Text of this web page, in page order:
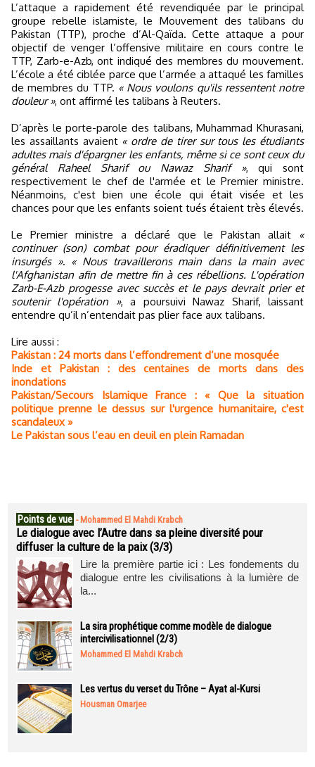
L’attaque a rapidement été revendiquée par le principal
groupe rebelle islamiste, le Mouvement des talibans du
Pakistan (TTP), proche d’Al-Qaïda. Cette attaque a pour
objectif de venger l’offensive militaire en cours contre le
TTP, Zarb-e-Azb, ont indiqué des membres du mouvement.
L’école a été ciblée parce que l’armée a attaqué les familles
de membres du TTP. « Nous voulons qu'ils ressentent notre
douleur », ont affirmé les talibans à Reuters.
D’après le porte-parole des talibans, Muhammad Khurasani,
les assaillants avaient « ordre de tirer sur tous les étudiants
adultes mais d'épargner les enfants, même si ce sont ceux du
général Raheel Sharif ou Nawaz Sharif », qui sont
respectivement le chef de l'armée et le Premier ministre.
Néanmoins, c'est bien une école qui était visée et les
chances pour que les enfants soient tués étaient très élevés.
Le Premier ministre a déclaré que le Pakistan allait
«
continuer (son) combat pour éradiquer définitivement les
insurgés ». « Nous travaillerons main dans la main avec
l'Afghanistan afin de mettre fin à ces rébellions. L'opération
Zarb-E-Azb progesse avec succès et le pays devrait prier et
soutenir l'opération », a poursuivi Nawaz Sharif, laissant
entendre qu’il n’entendait pas plier face aux talibans.
Lire aussi :
Pakistan : 24 morts dans l’effondrement d’une mosquée
Inde et Pakistan : des centaines de morts dans des
inondations
Pakistan/Secours Islamique France : « Que la situation
politique prenne le dessus sur l'urgence humanitaire, c'est
scandaleux »
Le Pakistan sous l’eau en deuil en plein Ramadan
Points de vue - Mohammed El Mahdi Krabch
Le dialogue avec l’Autre dans sa pleine diversité pour
diffuser la culture de la paix (3/3)
Lire la première partie ici : Les fondements du
dialogue entre les civilisations à la lumière de
la...
La sira prophétique comme modèle de dialogue
intercivilisationnel (2/3)
Mohammed El Mahdi Krabch
Les vertus du verset du Trône – Ayat al-Kursi
Housman Omarjee